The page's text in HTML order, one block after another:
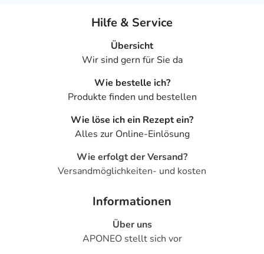
Hilfe & Service
Übersicht
Wir sind gern für Sie da
Wie bestelle ich?
Produkte finden und bestellen
Wie löse ich ein Rezept ein?
Alles zur Online-Einlösung
Wie erfolgt der Versand?
Versandmöglichkeiten- und kosten
Informationen
Über uns
APONEO stellt sich vor